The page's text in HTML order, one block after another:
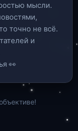
мысли.
точно не всё.
и
👀